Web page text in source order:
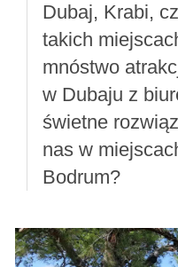
Dubaj, Krabi,
takich
mnóstwo
w Dubaju z
świetne
nas w
Bodrum?